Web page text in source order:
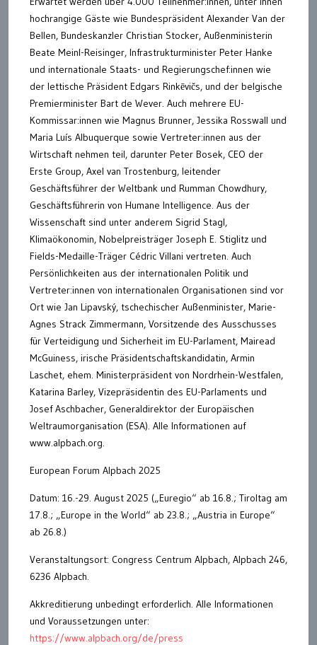
hochrangige Gäste wie Bundespräsident Alexander Van der
Bellen, Bundeskanzler Christian Stocker, Außenministerin
Beate Meinl-Reisinger, Infrastrukturminister Peter Hanke
und internationale Staats- und Regierungschef:innen wie
der lettische Präsident Edgars Rinkēvičs, und der belgische
Premierminister Bart de Wever. Auch mehrere EU-
Kommissar:innen wie Magnus Brunner, Jessika Rosswall und
Maria Luís Albuquerque sowie Vertreter:innen aus der
Wirtschaft nehmen teil, darunter Peter Bosek, CEO der
Erste Group, Axel van Trostenburg, leitender
Geschäftsführer der Weltbank und Rumman Chowdhury,
Geschäftsführerin von Humane Intelligence. Aus der
Wissenschaft sind unter anderem Sigrid Stagl,
Klimaökonomin, Nobelpreisträger Joseph E. Stiglitz und
Fields-Medaille-Träger Cédric Villani vertreten. Auch
Persönlichkeiten aus der internationalen Politik und
Vertreter:innen von internationalen Organisationen sind vor
Ort wie Jan Lipavský, tschechischer Außenminister, Marie-
Agnes Strack Zimmermann, Vorsitzende des Ausschusses
für Verteidigung und Sicherheit im EU-Parlament, Mairead
McGuiness, irische Präsidentschaftskandidatin, Armin
Laschet, ehem. Ministerpräsident von Nordrhein-Westfalen,
Katarina Barley, Vizepräsidentin des EU-Parlaments und
Josef Aschbacher, Generaldirektor der Europäischen
Weltraumorganisation (ESA). Alle Informationen auf
www.alpbach.org.
European Forum Alpbach 2025
Datum: 16.-29. August 2025 („Euregio“ ab 16.8.; Tiroltag am
17.8.; „Europe in the World“ ab 23.8.; „Austria in Europe“
ab 26.8.)
Veranstaltungsort: Congress Centrum Alpbach, Alpbach 246,
6236 Alpbach.
Akkreditierung unbedingt erforderlich. Alle Informationen
und Voraussetzungen unter:
https://www.alpbach.org/de/press